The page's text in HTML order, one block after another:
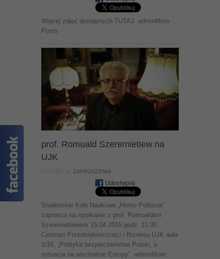
Więcej zdjęć dostępnych TUTAJ. adminMore
Posts
prof. Romuald Szeremietiew na
UJK
ZAPROSZENIA
Udostępnij
Studenckie Koło Naukowe „Homo Politicus”
zaprasza na spotkanie z prof. Romualdem
Szeremietiewem 15.04.2015 godz. 11:30
Centrum Przedsiębiorczości i Biznesu UJK aula
1/16. „Polityka bezpieczeństwa Polski, a
sytuacja na wschodzie Europy”. adminMore